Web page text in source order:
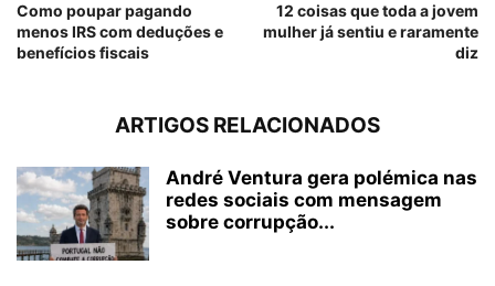
Como poupar pagando
menos IRS com deduções e
benefícios fiscais
12 coisas que toda a jovem
mulher já sentiu e raramente
diz
ARTIGOS RELACIONADOS
André Ventura gera polémica nas
redes sociais com mensagem
sobre corrupção...